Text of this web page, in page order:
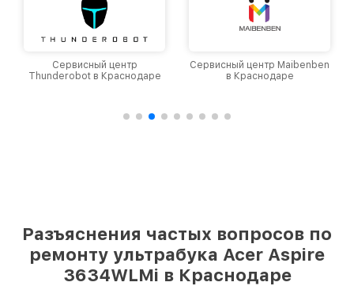
Сервисный центр
Thunderobot в Краснодаре
Сервисный центр Maibenben
в Краснодаре
Разъяснения частых вопросов по
ремонту ультрабука Acer Aspire
3634WLMi в Краснодаре